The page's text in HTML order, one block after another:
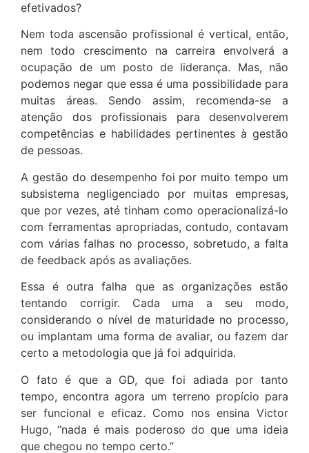
efetivados?
Nem toda ascensão profissional é vertical, então,
nem todo crescimento na carreira envolverá a
ocupação de um posto de liderança. Mas, não
podemos negar que essa é uma possibilidade para
muitas áreas. Sendo assim, recomenda-se a
atenção dos profissionais para desenvolverem
competências e habilidades pertinentes à gestão
de pessoas.
A gestão do desempenho foi por muito tempo um
subsistema negligenciado por muitas empresas,
que por vezes, até tinham como operacionalizá-lo
com ferramentas apropriadas, contudo, contavam
com várias falhas no processo, sobretudo, a falta
de feedback após as avaliações.
Essa é outra falha que as organizações estão
tentando corrigir. Cada uma a seu modo,
considerando o nível de maturidade no processo,
ou implantam uma forma de avaliar, ou fazem dar
certo a metodologia que já foi adquirida.
O fato é que a GD, que foi adiada por tanto
tempo, encontra agora um terreno propício para
ser funcional e eficaz. Como nos ensina Victor
Hugo, “nada é mais poderoso do que uma ideia
que chegou no tempo certo.”